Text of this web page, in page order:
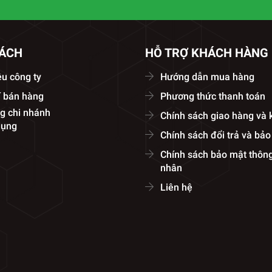
công ty
bán hàng
chi nhánh
HỖ TRỢ KHÁCH HÀNG
Hướng dẫn mua hàng
Phương thức thanh toán
Chính sách giao hàng và
Chính sách đổi trả và
Chính sách bảo mật
nhân
Liên hệ